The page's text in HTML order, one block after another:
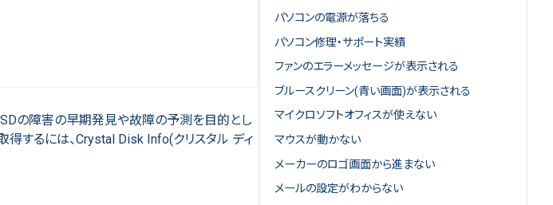
の障害の早期発見や故障の予測を目的とし
得するには、Crystal Disk Info(クリスタル ディ
パソコンの電源が落ちる
パソコン修理・サポート実績
ファンのエラーメッセージが表示される
ブルースクリーン(青い画面)が表示される
マイクロソフトオフィスが使えない
マウスが動かない
メーカーのロゴ画面から進まない
メールの設定がわからない